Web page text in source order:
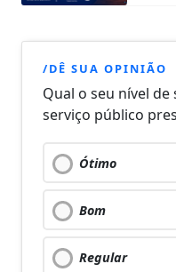
/DÊ SUA OPINIÃO
Qual o seu nível
serviço público
Ótimo
Bom
Regular